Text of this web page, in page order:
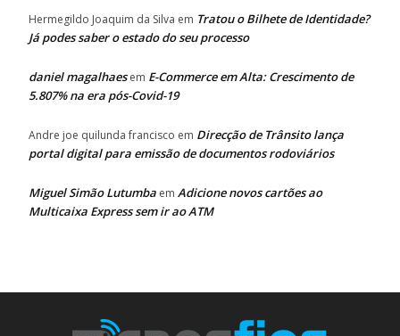
Hermegildo Joaquim da Silva em Tratou o Bilhete de Identidade?
Já podes saber o estado do seu processo
daniel magalhaesem E-Commerce em Alta: Crescimento de
5.807% na era pós-Covid-19
Andre joe quilunda francisco em Direcção de Trânsito lança
portal digital para emissão de documentos rodoviários
Miguel Simão Lutumba em Adicione novos cartões ao
Multicaixa Express sem ir ao ATM